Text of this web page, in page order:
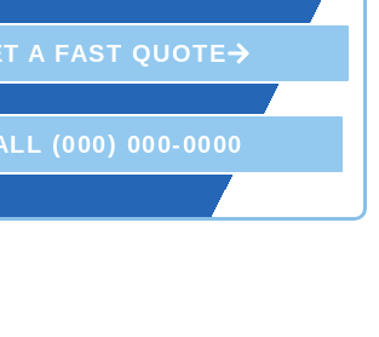
A FAST QUOTE
(000) 000-0000